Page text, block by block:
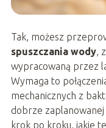
Tak, możesz
spuszczania wody,
wypracowaną przez
Wymaga to
mechanicznych z
dobrze
krok po kroku, jakie